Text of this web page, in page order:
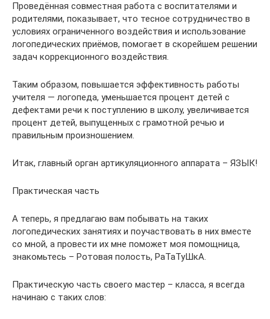
Проведённая совместная работа с воспитателями и
родителями, показывает, что тесное сотрудничество в
условиях ограниченного воздействия и использование
логопедических приёмов, помогает в скорейшем решении
задач коррекционного воздействия.
Таким образом, повышается эффективность работы
учителя — логопеда, уменьшается процент детей с
дефектами речи к поступлению в школу, увеличивается
процент детей, выпущенных с грамотной речью и
правильным произношением.
Итак, главный орган артикуляционного аппарата – ЯЗЫК!
Практическая часть
А теперь, я предлагаю вам побывать на таких
логопедических занятиях и поучаствовать в них вместе
со мной, а провести их мне поможет моя помощница,
знакомьтесь – Ротовая полость, РаТаТуШкА.
Практическую часть своего мастер – класса, я всегда
начинаю с таких слов: